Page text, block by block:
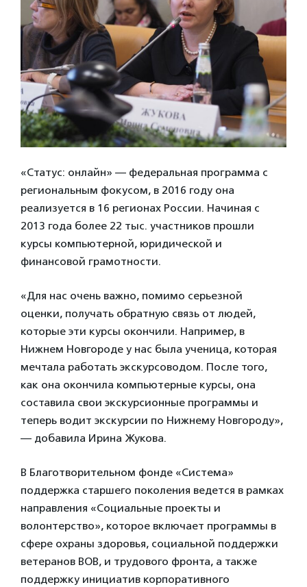
«Статус: онлайн» — федеральная программа с
региональным фокусом, в 2016 году она
реализуется в 16 регионах России. Начиная с
2013 года более 22 тыс. участников прошли
курсы компьютерной, юридической и
финансовой грамотности.
«Для нас очень важно, помимо серьезной
оценки, получать обратную связь от людей,
которые эти курсы окончили. Например, в
Нижнем Новгороде у нас была ученица, которая
мечтала работать экскурсоводом. После того,
как она окончила компьютерные курсы, она
составила свои экскурсионные программы и
теперь водит экскурсии по Нижнему Новгороду»,
— добавила Ирина Жукова.
В Благотворительном фонде «Система»
поддержка старшего поколения ведется в рамках
направления «Социальные проекты и
волонтерство», которое включает программы в
сфере охраны здоровья, социальной поддержки
ветеранов ВОВ, и трудового фронта, а также
поддержку инициатив корпоративного